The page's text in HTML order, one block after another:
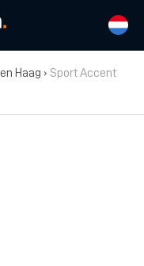
Haag › Sport Accent